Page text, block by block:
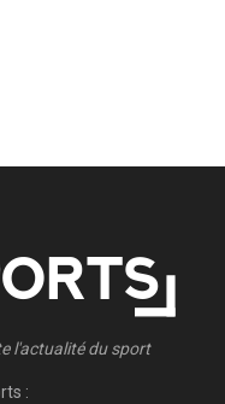
l'actualité du sport
: